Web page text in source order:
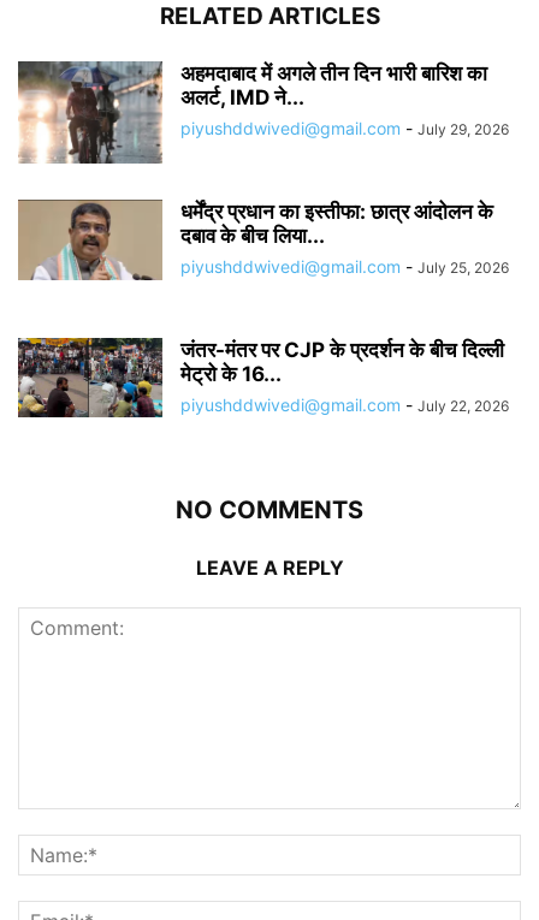
RELATED ARTICLES
अहमदाबाद में अगले तीन दिन भारी बारिश का
अलर्ट, IMD ने...
piyushddwivedi@gmail.com - July 29, 2026
धर्मेंद्र प्रधान का इस्तीफा: छात्र आंदोलन के
दबाव के बीच लिया...
piyushddwivedi@gmail.com - July 25, 2026
जंतर-मंतर पर CJP के प्रदर्शन के बीच दिल्ली
मेट्रो के 16...
piyushddwivedi@gmail.com - July 22, 2026
NO COMMENTS
LEAVE A REPLY